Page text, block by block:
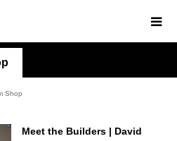
Shop
Meet the Builders | David